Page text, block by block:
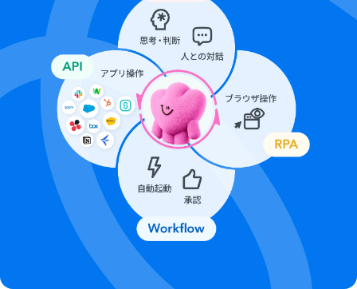
Google Chat、boardのそれぞれとYoomを連携してくだ
トリガーは5分、10分、15分、30分、60分の間隔で起動
間隔を選択できます。
プランによって最短の起動間隔が異なりますので、ご注意
ください。
Google Chatとの連携はGoogle Workspaceの場合のみ
可能です。詳細はこちらを参照ください。
boardのマイアプリ連携方法はこちら
をご参照ください。
分岐はミニプラン以上のプランでご利用いただける機能
（オペレーション）となっております。フリープランの場
合は設定しているフローボットのオペレーションはエラ
ーとなりますので、ご注意ください。
ミニプランなどの有料プランは、2週間の無料トライアル
を行うことが可能です。無料トライアル中には制限対象の
アプリや機能（オペレーション）を使用することができ